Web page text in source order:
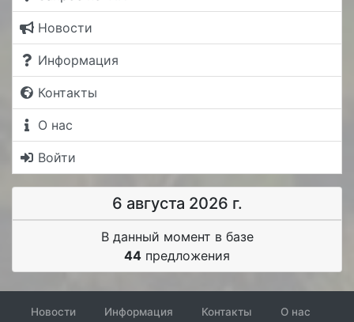
Новости
Информация
Контакты
О нас
Войти
6 августа 2026 г.
В данный момент в базе
44 предложения
Новости Информация Контакты О нас